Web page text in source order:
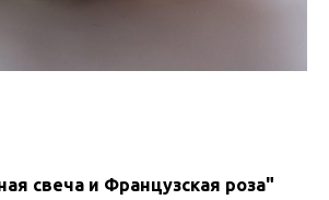
свеча и Французская роза"